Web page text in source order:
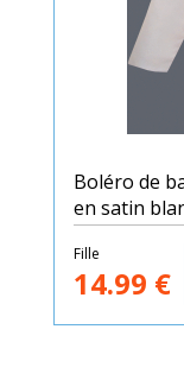
Boléro de
en satin
Fille
14.99 €